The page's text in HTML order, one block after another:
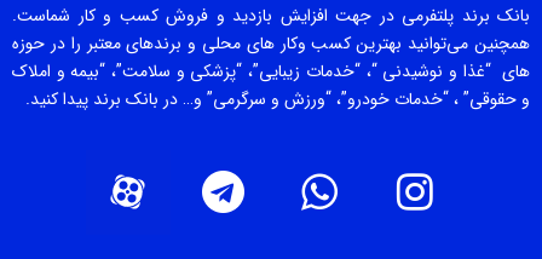
بانک برند پلتفرمی در جهت افزایش بازدید و فروش کسب و کار شماست.
همچنین می‌توانید بهترین کسب وکار های محلی و برندهای معتبر را در حوزه
های “غذا و نوشیدنی “، “خدمات زیبایی”، “پزشکی و سلامت”، “بیمه و املاک
و حقوقی” ، “خدمات خودرو”، “ورزش و سرگرمی” و… در بانک برند پیدا کنید.